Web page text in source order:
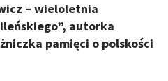
– wieloletnia
autorka
pamięci o polskości